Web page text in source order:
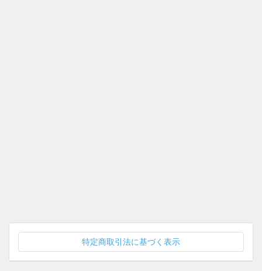
特定商取引法に基づく表示